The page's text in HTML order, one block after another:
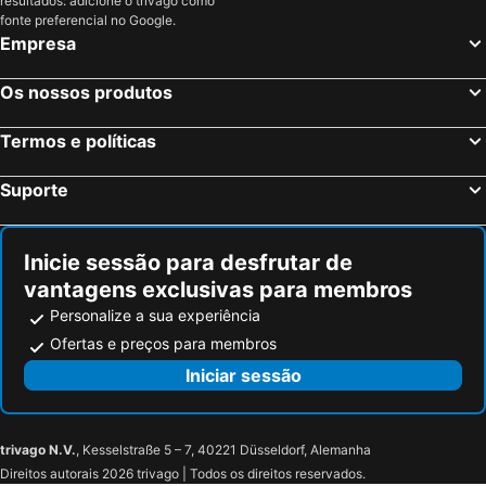
Les Deux Alpes, Ródano-Alpes Hotéis
Nice, Provença-Alpes-Costa Azul Hotéis
Montévrain, França Hotéis
Colmar, Alsácia Hotéis
Magny le Hongre, França Hotéis
fonte preferencial no Google.
Empresa
Os nossos produtos
Termos e políticas
Suporte
Inicie sessão para desfrutar de
vantagens exclusivas para membros
Personalize a sua experiência
Ofertas e preços para membros
Iniciar sessão
trivago N.V., Kesselstraße 5 – 7, 40221 Düsseldorf, Alemanha
Direitos autorais 2026 trivago | Todos os direitos reservados.